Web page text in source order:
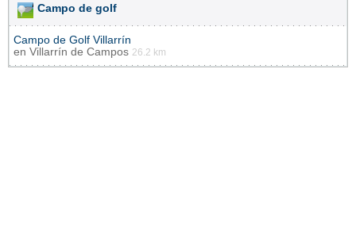
Campo de golf
Campo de Golf Villarrín
en Villarrín de Campos 26.2 km